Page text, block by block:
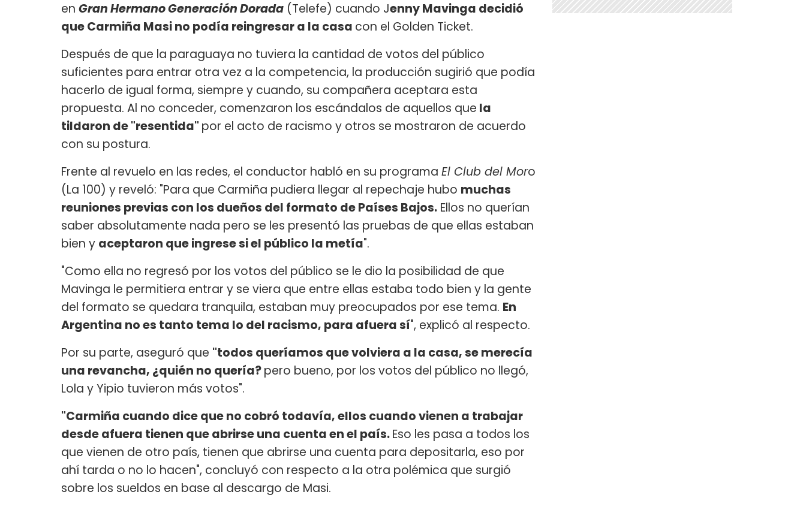
en Gran Hermano Generación Dorada (Telefe) cuando Jenny Mavinga decidió
que Carmiña Masi no podía reingresar a la casa con el Golden Ticket.
Después de que la paraguaya no tuviera la cantidad de votos del público
suficientes para entrar otra vez a la competencia, la producción sugirió que podía
hacerlo de igual forma, siempre y cuando, su compañera aceptara esta
propuesta. Al no conceder, comenzaron los escándalos de aquellos que la
tildaron de "resentida" por el acto de racismo y otros se mostraron de acuerdo
con su postura.
Frente al revuelo en las redes, el conductor habló en su programa El Club del Moro
(La 100) y reveló: "Para que Carmiña pudiera llegar al repechaje hubo muchas
reuniones previas con los dueños del formato de Países Bajos. Ellos no querían
saber absolutamente nada pero se les presentó las pruebas de que ellas estaban
bien y aceptaron que ingrese si el público la metía".
"Como ella no regresó por los votos del público se le dio la posibilidad de que
Mavinga le permitiera entrar y se viera que entre ellas estaba todo bien y la gente
del formato se quedara tranquila, estaban muy preocupados por ese tema. En
Argentina no es tanto tema lo del racismo, para afuera sí", explicó al respecto.
Por su parte, aseguró que "todos queríamos que volviera a la casa, se merecía
una revancha, ¿quién no quería?pero bueno, por los votos del público no llegó,
Lola y Yipio tuvieron más votos".
"Carmiña cuando dice que no cobró todavía, ellos cuando vienen a trabajar
desde afuera tienen que abrirse una cuenta en el país.Eso les pasa a todos los
que vienen de otro país, tienen que abrirse una cuenta para depositarla, eso por
ahí tarda o no lo hacen", concluyó con respecto a la otra polémica que surgió
sobre los sueldos en base al descargo de Masi.